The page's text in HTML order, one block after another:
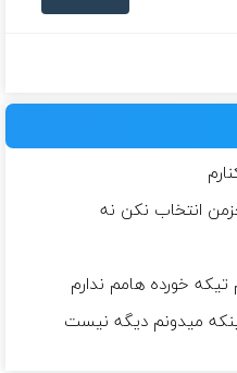
انتخاب نکن نه
خورده هامم ندارم
میدونم دیگه نیست